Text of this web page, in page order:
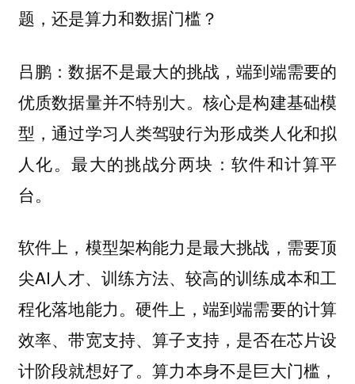
题，还是算力和数据门槛？
吕鹏：数据不是最大的挑战，端到端需要的
优质数据量并不特别大。核心是构建基础模
型，通过学习人类驾驶行为形成类人化和拟
人化。最大的挑战分两块：软件和计算平
台。
软件上，模型架构能力是最大挑战，需要顶
尖AI人才、训练方法、较高的训练成本和工
程化落地能力。硬件上，端到端需要的计算
效率、带宽支持、算子支持，是否在芯片设
计阶段就想好了。算力本身不是巨大门槛，